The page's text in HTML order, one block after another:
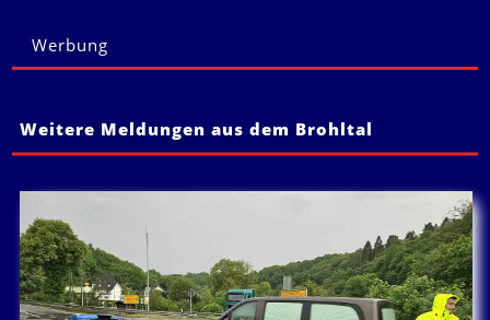
Werbung
Weitere Meldungen aus dem Brohltal